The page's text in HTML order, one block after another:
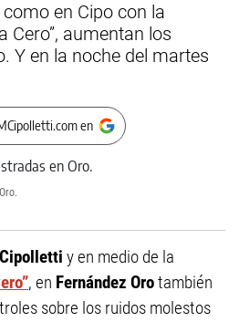
en Cipo con la
Cero”, aumentan los
Y en la noche del martes
en
Cipolletti y en medio de la
, en Fernández Orotambién
sobre los ruidos molestos